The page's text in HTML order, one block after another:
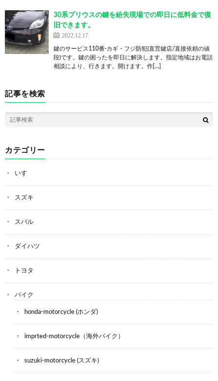
30系プリウスの鍵を紛失現場での即日に低料金で復
旧できます。
2022.12.17
鍵のサービス110番-カギ・フジ防犯(直営鍵店/直接依頼の値
段)です。鍵の困ったを即日に解決します。指定地域はお電話
相談により、行きます。開けます。作[…]
記事を検索
カテゴリー
いすゞ
スズキ
スバル
ダイハツ
トヨタ
バイク
honda-motorcycle (ホンダ)
imprted-motorcycle（海外バイク）
suzuki-motorcycle (スズキ)